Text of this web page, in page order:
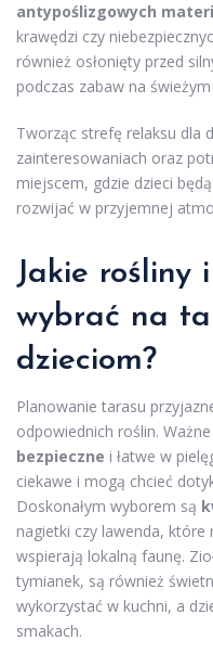
antypoślizgowych
krawędzi czy
również osłonięty przed
podczas zabaw na
Tworząc strefę relaksu dla
zainteresowaniach oraz
miejscem, gdzie dzieci
rozwijać w przyjemnej
Jakie rośliny
wybrać na
dzieciom?
Planowanie tarasu
odpowiednich roślin.
bezpieczne i łatwe w
ciekawe i mogą chcieć
Doskonałym wyborem są
nagietki czy lawenda, które
wspierają lokalną faunę.
tymianek, są również
wykorzystać w kuchni, a
smakach.